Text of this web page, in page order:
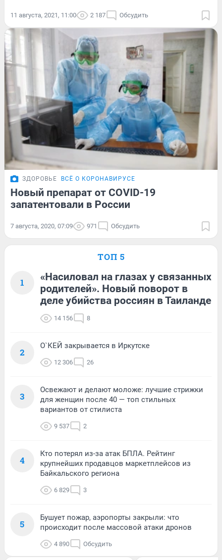
11 августа, 2021, 11:00 2 187 Обсудить
ЗДОРОВЬЕ ВСЁ О КОРОНАВИРУСЕ
Новый препарат от COVID-19
запатентовали в России
7 августа, 2020, 07:09 971 Обсудить
ТОП 5
1
«Насиловал на глазах у связанных
родителей». Новый поворот в
деле убийства россиян в Таиланде
14 156 8
2
О`КЕЙ закрывается в Иркутске
12 306 26
3
Освежают и делают моложе: лучшие стрижки
для женщин после 40 — топ стильных
вариантов от стилиста
9 537 2
4
Кто потерял из-за атак БПЛА. Рейтинг
крупнейших продавцов маркетплейсов из
Байкальского региона
6 829 3
5
Бушует пожар, аэропорты закрыли: что
происходит после массовой атаки дронов
4 890 Обсудить